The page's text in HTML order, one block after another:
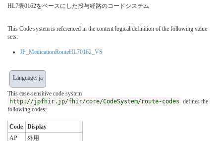
HL7表0162をベースにした投与経路のコードシステム
This Code system is referenced in the content logical definition of the following value
sets:
JP_MedicationRouteHL70162_VS
Language: ja
This case-sensitive code system
http://jpfhir.jp/fhir/core/CodeSystem/route-codes defines the
following codes:
Code
Display
AP
外用